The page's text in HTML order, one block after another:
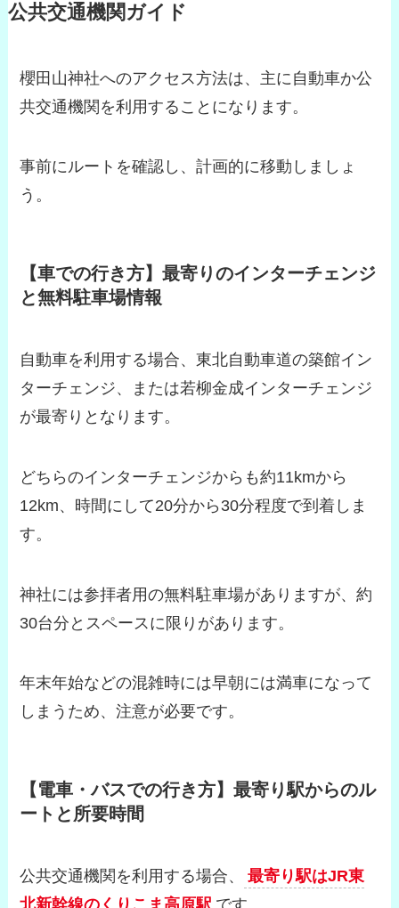
公共交通機関ガイド
櫻田山神社へのアクセス方法は、主に自動車か公
共交通機関を利用することになります。
事前にルートを確認し、計画的に移動しましょ
う。
【車での行き方】最寄りのインターチェンジ
と無料駐車場情報
自動車を利用する場合、東北自動車道の築館イン
ターチェンジ、または若柳金成インターチェンジ
が最寄りとなります。
どちらのインターチェンジからも約11kmから
12km、時間にして20分から30分程度で到着しま
す。
神社には参拝者用の無料駐車場がありますが、約
30台分とスペースに限りがあります。
年末年始などの混雑時には早朝には満車になって
しまうため、注意が必要です。
【電車・バスでの行き方】最寄り駅からのル
ートと所要時間
公共交通機関を利用する場合、
最寄り駅はJR東
北新幹線のくりこま高原駅 です。